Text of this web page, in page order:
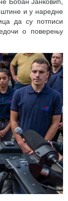
и у наредне
да су потписи
о поверењу